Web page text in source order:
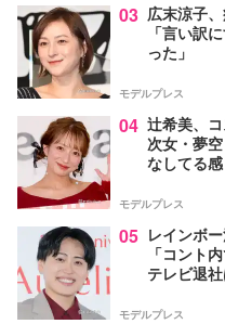
03 広末涼子
「言い訳
った」
モデルプレス
04 辻希美、
次女・夢
なしてる
モデルプレス
05 レインボ
「コント
テレビ退
モデルプレス